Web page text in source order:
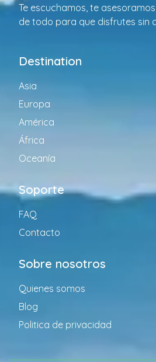
Te escuchamos, te
de todo para que disfrutes sin
Destination
Asia
Europa
América
África
Oceanía
Soporte
FAQ
Contacto
Sobre nosotros
Quienes somos
Blog
Politica de privacidad